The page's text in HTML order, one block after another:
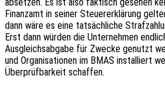
Finanzamt in seiner Steuererklärung
dann wäre es eine tatsächliche
Erst dann würden die Unternehmen
Ausgleichsabgabe für Zwecke genutzt
und Organisationen im BMAS installiert
Überprüfbarkeit schaffen.